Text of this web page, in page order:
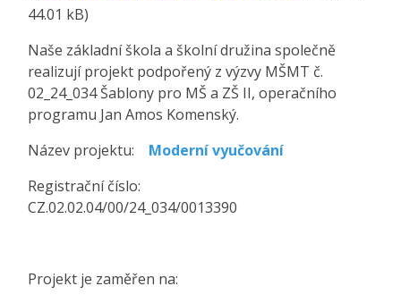
44.01 kB)
Naše základní škola a školní družina společně
realizují projekt podpořený z výzvy MŠMT č.
02_24_034 Šablony pro MŠ a ZŠ II, operačního
programu Jan Amos Komenský.
Název projektu:
Moderní vyučování
Registrační číslo:
CZ.02.02.04/00/24_034/0013390
Projekt je zaměřen na: